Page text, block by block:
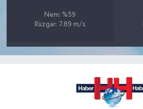
Nem: %59
Rüzgar: 7.89 m/s